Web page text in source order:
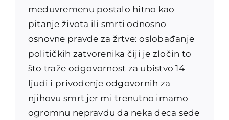
međuvremenu postalo hitno kao
pitanje života ili smrti odnosno
osnovne pravde za žrtve: oslobađanje
političkih zatvorenika čiji je zločin to
što traže odgovornost za ubistvo 14
ljudi i privođenje odgovornih za
njihovu smrt jer mi trenutno imamo
ogromnu nepravdu da neka deca sede